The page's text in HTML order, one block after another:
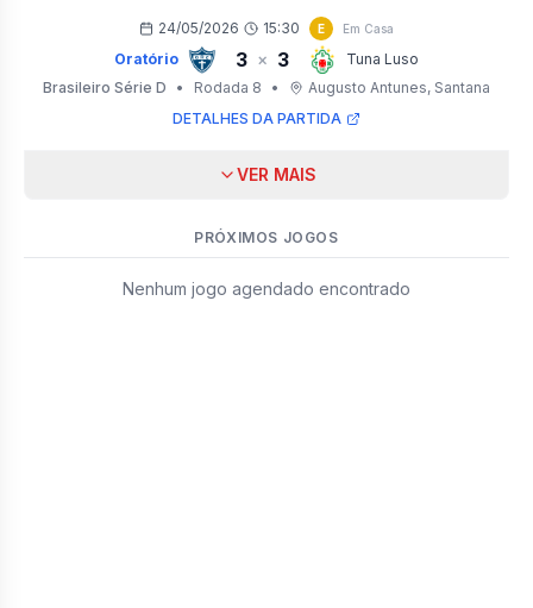
24/05/2026 15:30 E Em Casa
Oratório 3 × 3
Tuna Luso
Brasileiro Série D
• Rodada 8 • Augusto Antunes, Santana
DETALHES DA PARTIDA
VER MAIS
PRÓXIMOS JOGOS
Nenhum jogo agendado encontrado